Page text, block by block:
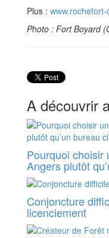
Plus :
Photo : Fort Boyard
A découvrir
Pourquoi choisir
Angers plutôt
Conjoncture
licenciement